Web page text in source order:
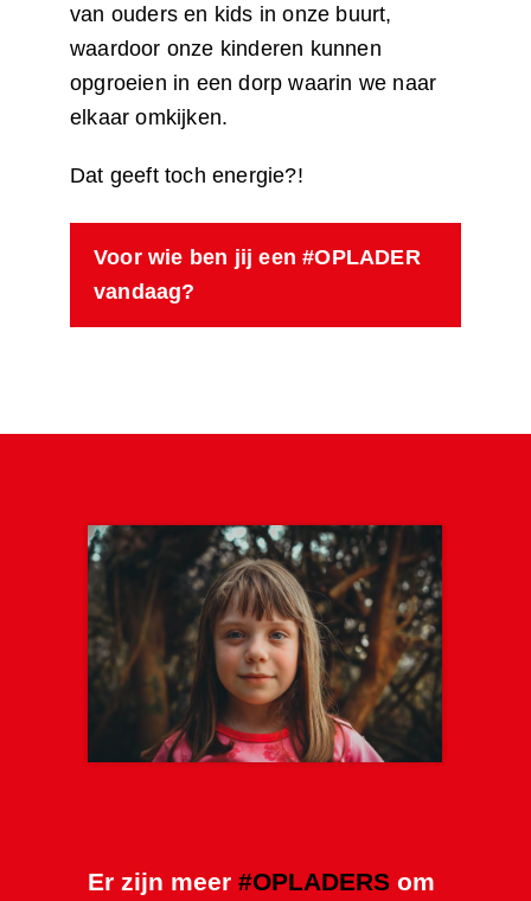
van ouders en kids in onze buurt,
waardoor onze kinderen kunnen
opgroeien in een dorp waarin we naar
elkaar omkijken.
Dat geeft toch energie?!
Voor wie ben jij een #OPLADER
vandaag?
Er zijn meer #OPLADERS om